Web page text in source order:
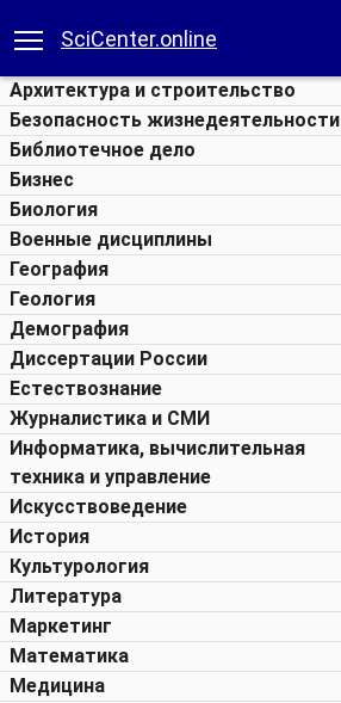
SciCenter.online
Архитектура и строительство
Безопасность жизнедеятельности
Библиотечное дело
Бизнес
Биология
Военные дисциплины
География
Геология
Демография
Диссертации России
Естествознание
Журналистика и СМИ
Информатика, вычислительная
техника и управление
Искусствоведение
История
Культурология
Литература
Маркетинг
Математика
Медицина